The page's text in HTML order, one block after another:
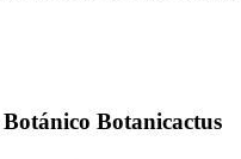
Botanicactus